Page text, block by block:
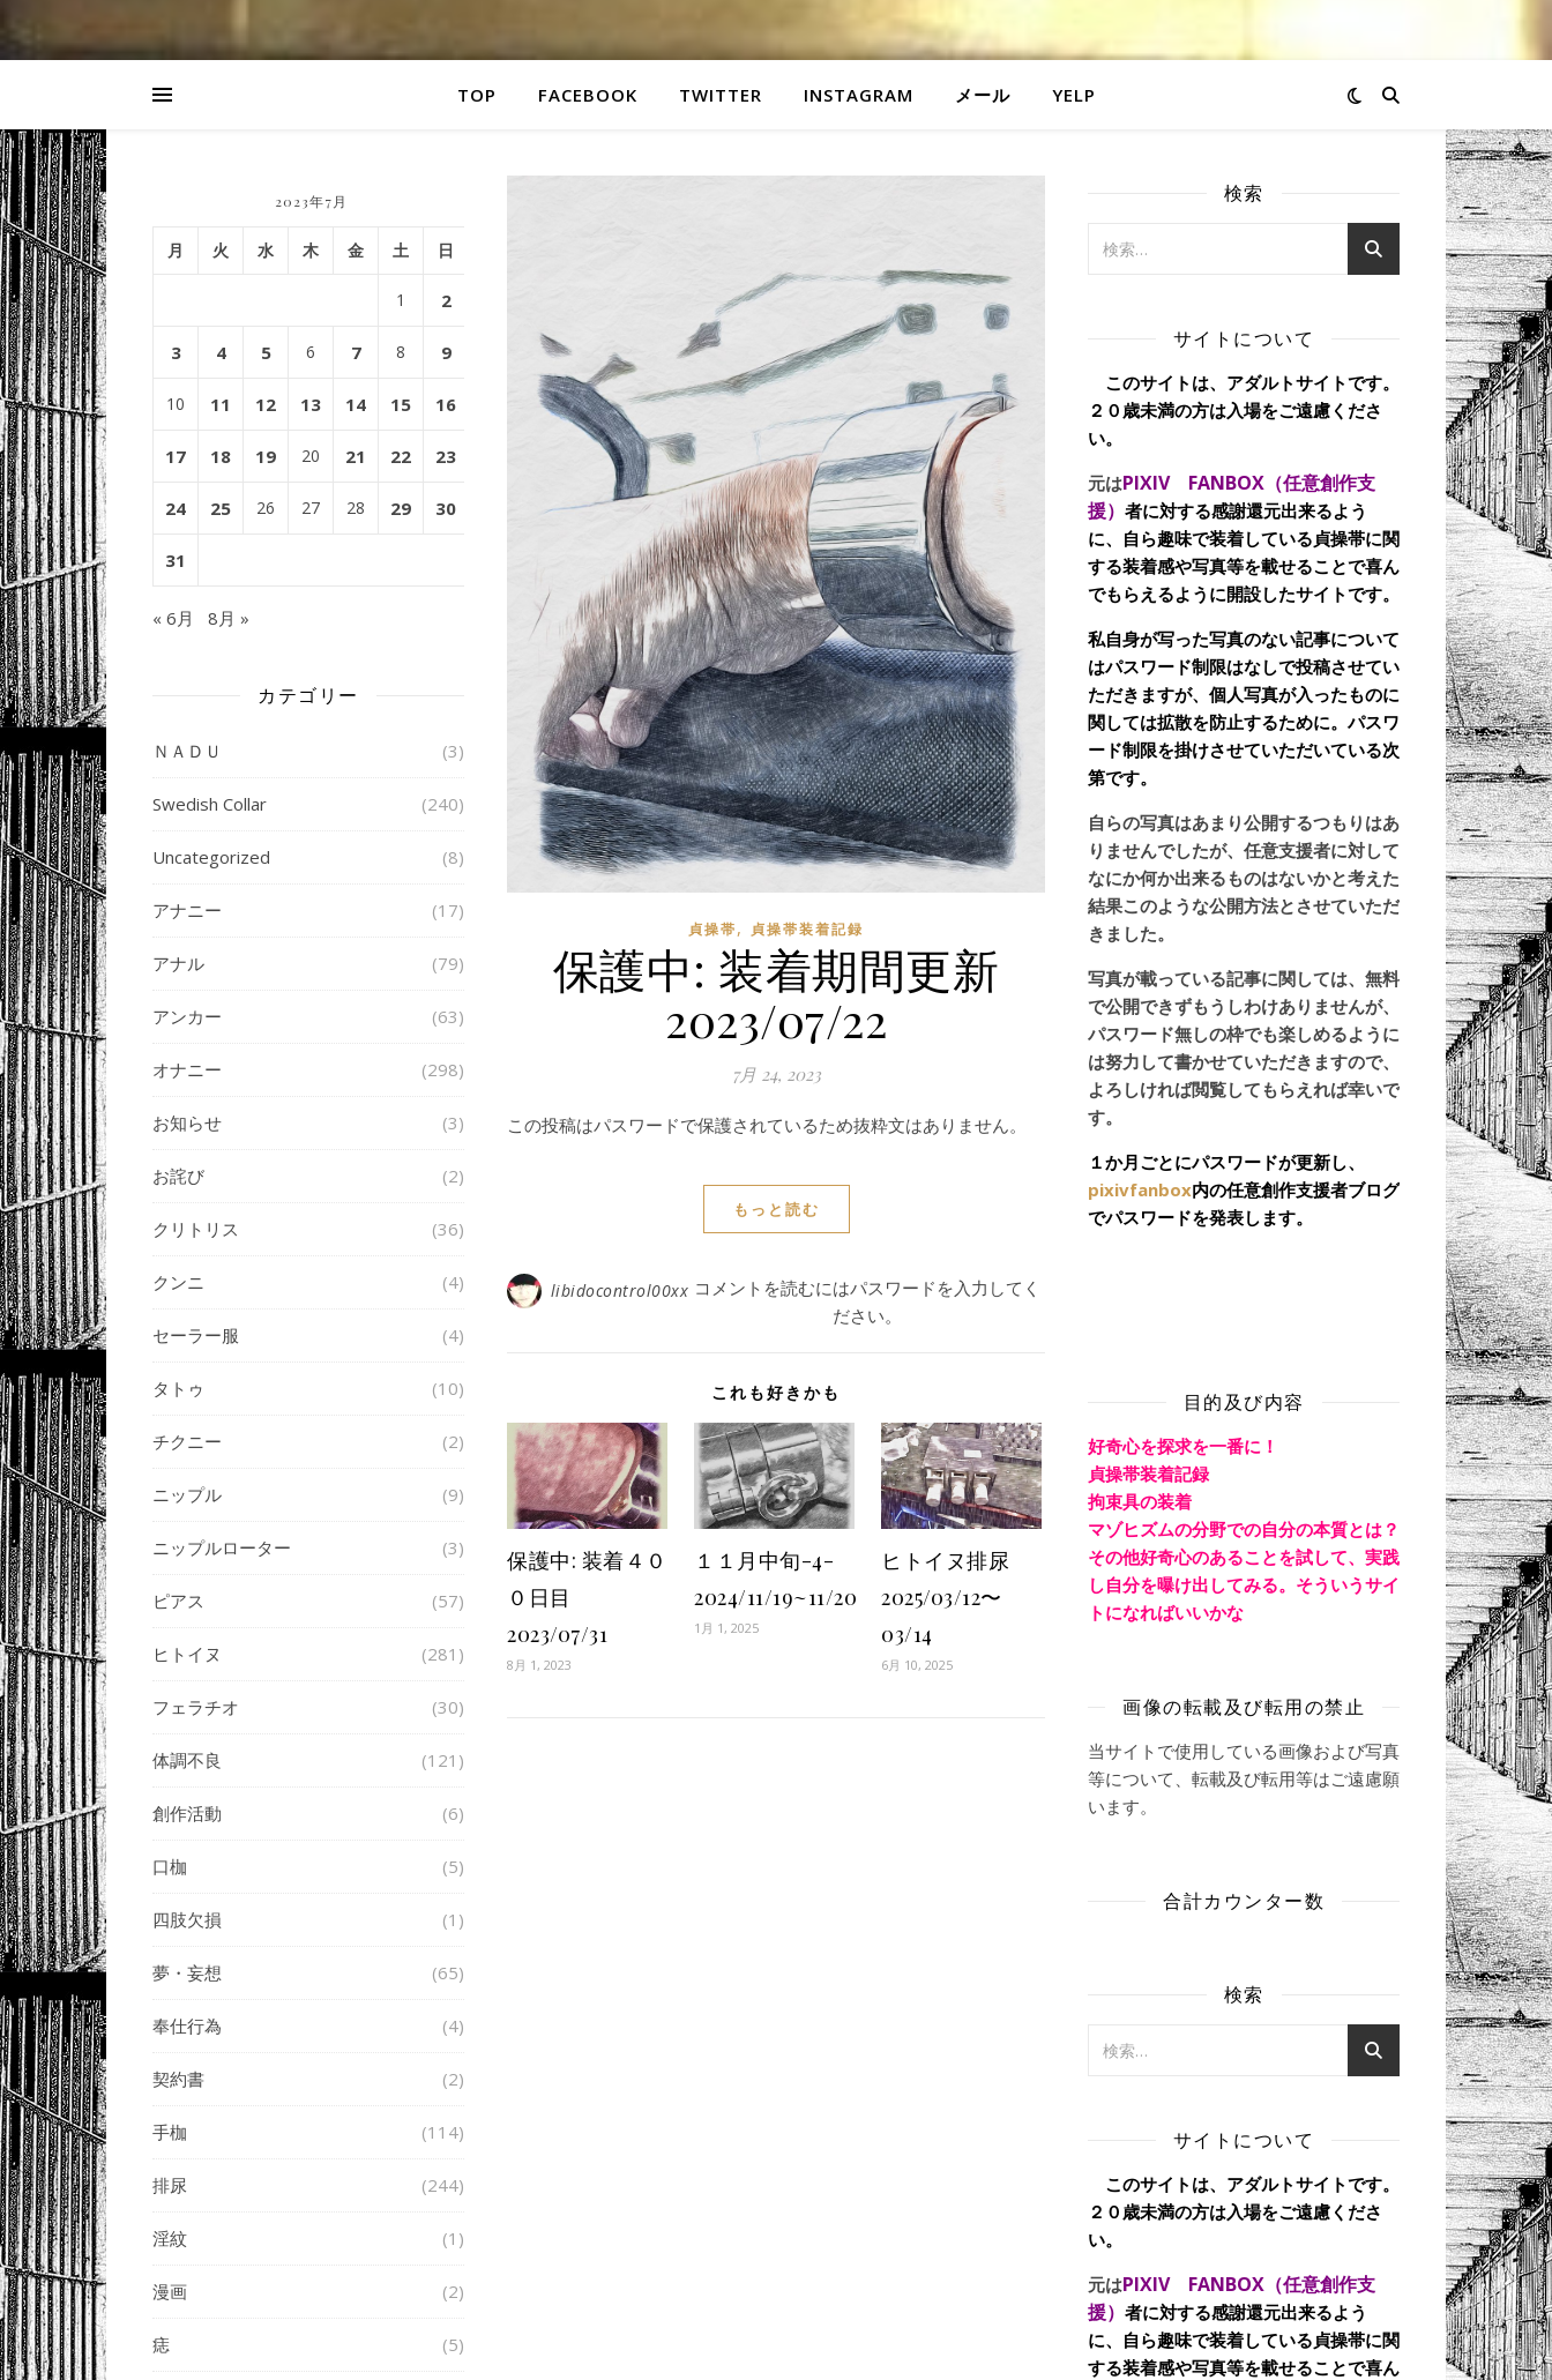
TOP FACEBOOK TWITTER INSTAGRAM メール YELP
2023年7月
月 火 水 木 金 土 日
1 2
3 4 5 6 7 8 9
10 11 12 13 14 15 16
17 18 19 20 21 22 23
24 25 26 27 28 29 30
31
« 6月 8月 »
カテゴリー
ＮＡＤＵ (3)
Swedish Collar (240)
Uncategorized (8)
アナニー (17)
アナル (79)
アンカー (63)
オナニー (298)
お知らせ (3)
お詫び (2)
クリトリス (36)
クンニ (4)
セーラー服 (4)
タトゥ (10)
チクニー (2)
ニップル (9)
ニップルローター (3)
ピアス (57)
ヒトイヌ (281)
フェラチオ (30)
体調不良 (121)
創作活動 (6)
口枷 (5)
四肢欠損 (1)
夢・妄想 (65)
奉仕行為 (4)
契約書 (2)
手枷 (114)
排尿 (244)
淫紋 (1)
漫画 (2)
痣 (5)
貞操帯, 貞操帯装着記録
保護中: 装着期間更新
2023/07/22
7月 24, 2023
この投稿はパスワードで保護されているため抜粋文はありません。
もっと読む
libidocontrol00xx コメントを読むにはパスワードを入力してく
ださい。
これも好きかも
保護中: 装着４０
０日目
2023/07/31
8月 1, 2023
１１月中旬-4-
2024/11/19~11/20
1月 1, 2025
ヒトイヌ排尿
2025/03/12〜
03/14
6月 10, 2025
検索
サイトについて
このサイトは、アダルトサイトです。
２０歳未満の方は入場をご遠慮くださ
い。
元はPIXIV FANBOX（任意創作支
援） 者に対する感謝還元出来るよう
に、自ら趣味で装着している貞操帯に関
する装着感や写真等を載せることで喜ん
でもらえるように開設したサイトです。
私自身が写った写真のない記事について
はパスワード制限はなしで投稿させてい
ただきますが、個人写真が入ったものに
関しては拡散を防止するために。パスワ
ード制限を掛けさせていただいている次
第です。
自らの写真はあまり公開するつもりはあ
りませんでしたが、任意支援者に対して
なにか何か出来るものはないかと考えた
結果このような公開方法とさせていただ
きました。
写真が載っている記事に関しては、無料
で公開できずもうしわけありませんが、
パスワード無しの枠でも楽しめるように
は努力して書かせていただきますので、
よろしければ閲覧してもらえれば幸いで
す。
１か月ごとにパスワードが更新し、
pixivfanbox内の任意創作支援者ブログ
でパスワードを発表します。
目的及び内容
好奇心を探求を一番に！
貞操帯装着記録
拘束具の装着
マゾヒズムの分野での自分の本質とは？
その他好奇心のあることを試して、実践
し自分を曝け出してみる。そういうサイ
トになればいいかな
画像の転載及び転用の禁止
当サイトで使用している画像および写真
等について、転載及び転用等はご遠慮願
います。
合計カウンター数
検索
サイトについて
このサイトは、アダルトサイトです。
２０歳未満の方は入場をご遠慮くださ
い。
元はPIXIV FANBOX（任意創作支
援） 者に対する感謝還元出来るよう
に、自ら趣味で装着している貞操帯に関
する装着感や写真等を載せることで喜ん